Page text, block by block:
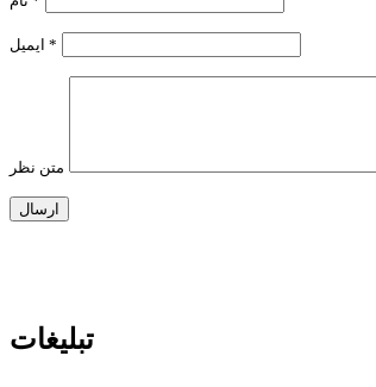
*
متن نظر
تبلیغات